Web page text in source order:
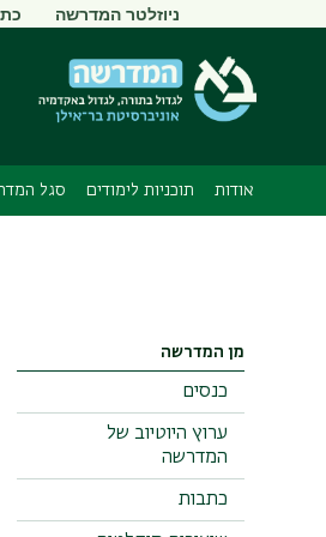
תפריט
משני
ניוזלטר המדרשה
אודות תוכניות לימודים סגל
מן המדרשה
כנסים
ערוץ היוטיוב של
המדרשה
כתבות